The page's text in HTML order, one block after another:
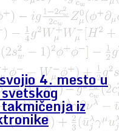
4. mesto u
iz